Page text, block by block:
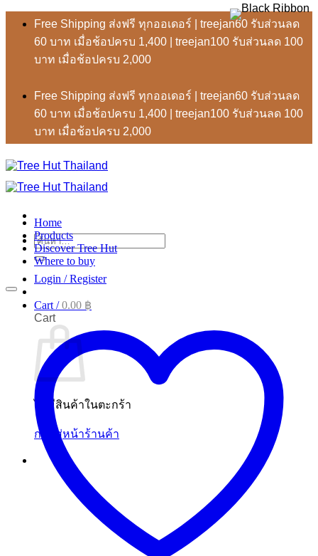
content
Free Shipping ส่งฟรี ทุกออเดอร์ | treejan60 รับส่วนลด
60 บาท เมื่อช้อปครบ 1,400 | treejan100 รับส่วนลด 100
บาท เมื่อช้อปครบ 2,000
Free Shipping ส่งฟรี ทุกออเดอร์ | treejan60 รับส่วนลด
60 บาท เมื่อช้อปครบ 1,400 | treejan100 รับส่วนลด 100
บาท เมื่อช้อปครบ 2,000
ค้นหา:
Login / Register
Cart /0.00 ฿
Cart
ไม่มีสินค้าในตะกร้า
กลับสู่หน้าร้านค้า
Home
Products
Discover Tree Hut
Where to buy